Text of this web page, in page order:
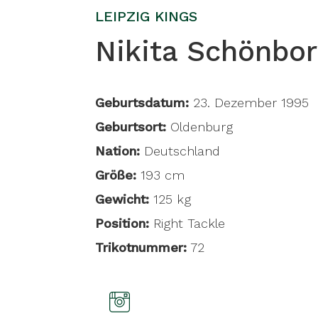
LEIPZIG KINGS
Nikita
Geburtsdatum: 23. Dezember 1995
Geburtsort: Oldenburg
Nation: Deutschland
Größe: 193 cm
Gewicht: 125 kg
Position: Right Tackle
Trikotnummer: 72